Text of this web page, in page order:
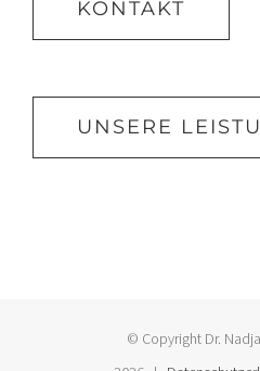
KONTAKT
UNSERE
© Copyright Dr.